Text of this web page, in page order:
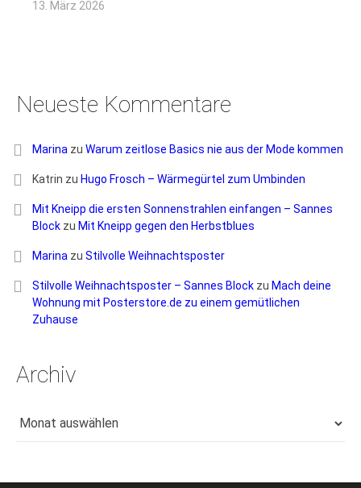
13. März 2026
Neueste Kommentare
Marina zu Warum zeitlose Basics nie aus der Mode kommen
Katrin zu Hugo Frosch – Wärmegürtel zum Umbinden
Mit Kneipp die ersten Sonnenstrahlen einfangen – Sannes
Block zu Mit Kneipp gegen den Herbstblues
Marina zu Stilvolle Weihnachtsposter
Stilvolle Weihnachtsposter – Sannes Block zu Mach deine
Wohnung mit Posterstore.de zu einem gemütlichen
Zuhause
Archiv